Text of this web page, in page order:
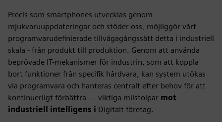
Precis som smartphones utvecklas genom
mjukvaruuppdateringar och stöder oss, möjliggör vårt
programvarudefinierade tillvägagångssätt detta i industriell
skala - från produkt till produktion. Genom att använda
beprövade IT-mekanismer för industrin, som att koppla
bort funktioner från specifik hårdvara, kan system utökas
via programvara och hanteras centralt efter behov för att
kontinuerligt förbättra — viktiga milstolpar mot
industriell intelligens i Digitalt företag.